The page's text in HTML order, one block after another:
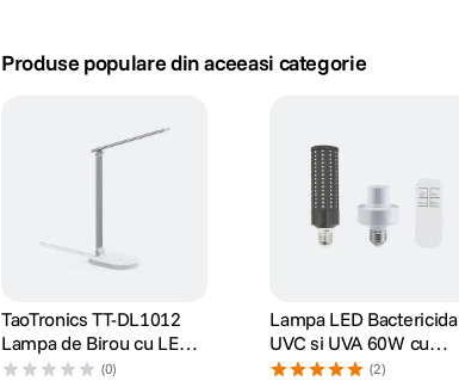
Produse populare din aceeasi categorie
TaoTronics TT-DL1012
Lampa de Birou cu LED
Control Touch USB Alb
(0)
Lampa LED Bactericida
UVC si UVA 60W cu
Telecomanda(2)